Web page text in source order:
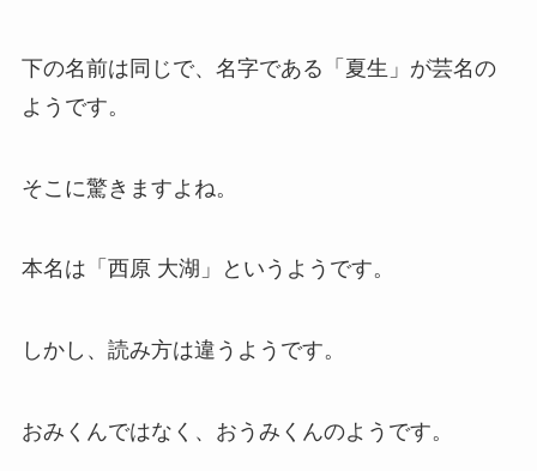
下の名前は同じで、名字である「夏生」が芸名の
ようです。
そこに驚きますよね。
本名は「西原 大湖」というようです。
しかし、読み方は違うようです。
おみくんではなく、おうみくんのようです。